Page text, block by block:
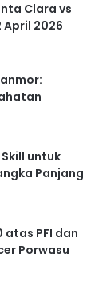
Clara vs
April 2026
untuk
Panjang
atas PFI dan
Porwasu